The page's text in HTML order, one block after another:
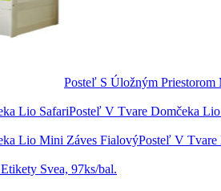
Posteľ S Úložným Priestorom
Posteľ V Tvare Domčeka Lio
Posteľ V Tvare
Etikety Svea, 97ks/bal.